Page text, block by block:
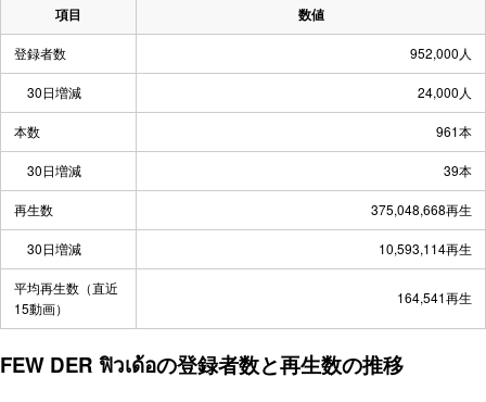
項目 数値
登録者数 952,000人
30日増減 24,000人
本数 961本
30日増減 39本
再生数 375,048,668再生
30日増減 10,593,114再生
平均再生数（直近
15動画）
164,541再生
FEW DER ฟิวเด้อの登録者数と再生数の推移